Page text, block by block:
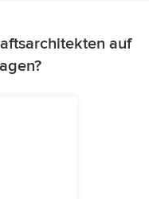
auf